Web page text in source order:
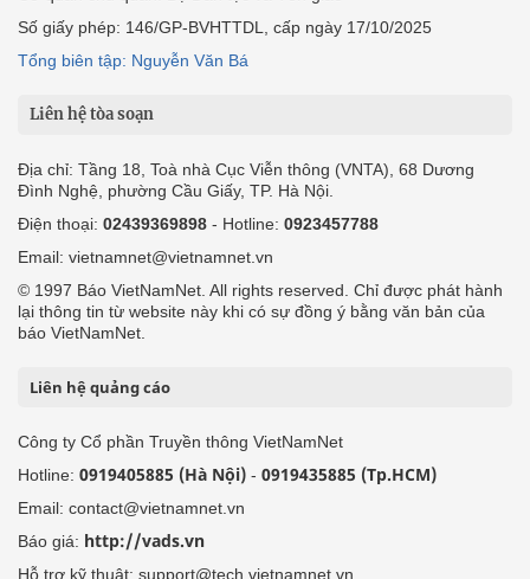
Số giấy phép: 146/GP-BVHTTDL, cấp ngày 17/10/2025
Tổng biên tập: Nguyễn Văn Bá
Liên hệ tòa soạn
Địa chỉ: Tầng 18, Toà nhà Cục Viễn thông (VNTA), 68 Dương
Đình Nghệ, phường Cầu Giấy, TP. Hà Nội.
Điện thoại: 02439369898 - Hotline: 0923457788
Email: vietnamnet@vietnamnet.vn
© 1997 Báo VietNamNet. All rights reserved. Chỉ được phát hành
lại thông tin từ website này khi có sự đồng ý bằng văn bản của
báo VietNamNet.
Liên hệ quảng cáo
Công ty Cổ phần Truyền thông VietNamNet
Hotline: 0919405885 (Hà Nội) - 0919435885 (Tp.HCM)
Email: contact@vietnamnet.vn
Báo giá: http://vads.vn
Hỗ trợ kỹ thuật: support@tech.vietnamnet.vn